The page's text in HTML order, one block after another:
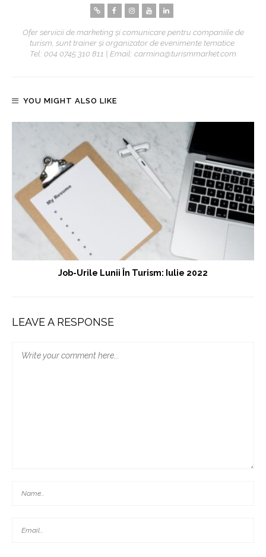
Ofer servicii de marketing și comunicare pentru companiile de
turism, sunt trainer și organizator de evenimente tematice.
Tel: 004 0745 310 811 | Email: carmina@turismmarket.com
YOU MIGHT ALSO LIKE
Job-Urile Lunii În Turism: Iulie 2022
LEAVE A RESPONSE